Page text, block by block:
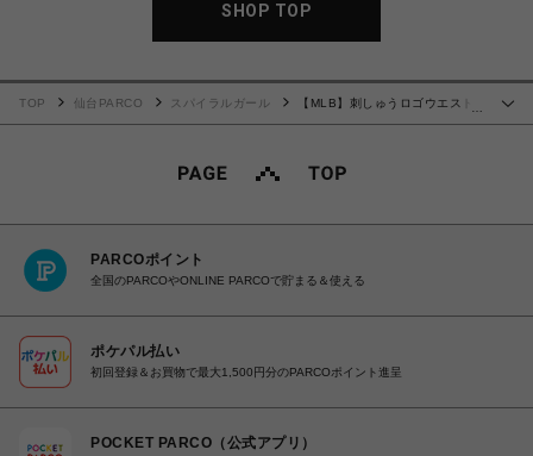
SHOP TOP
TOP 仙台PARCO スパイラルガール
【MLB】刺しゅうロゴウエスト
PARCOポイント
全国のPARCOやONLINE PARCOで貯まる＆使える
ポケパル払い
初回登録＆お買物で最大1,500円分のPARCOポイント進呈
POCKET PARCO（公式アプリ）